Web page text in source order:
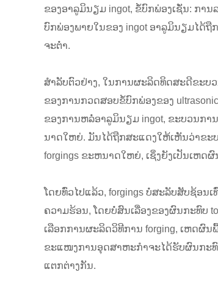
ຂອງອາລູມິນຽມ ingot, ຂໍ້ບົກພ່ອງເຊັ່ນ: ກາ
ບົກພ່ອງພາຍໃນຂອງ ingot ອາລູມິນຽມໄດ້ຖື
ຈະຕ່ໍາ.
ສໍາລັບຕົວຢ່າງ, ໃນການຜະລິດທິດສະດີຂະບ
ຂອງການກວດສອບຂໍ້ບົກພ່ອງຂອງ
ຂອງການຫລໍ່ອາລູມິນຽມ ingot, ຂະບວນກາ
ນາດໃຫຍ່. ມັນໄດ້ຖືກສະແດງໃຫ້ເຫັນວ່າຂະ
forgings ຂະຫນາດໃຫຍ່, ເຊິ່ງຍັງເປັນເຫດ
ໂດຍທົ່ວໄປແລ້ວ, forgings ບໍ່ສະລັບສັບຊ້ອ
ຄວາມຮ້ອນ, ໂດຍບໍ່ສົນເລື່ອງຂອງຜົນກະທົບ
ເລືອກການຜະລິດວິທີການ forging, ເຫດຜົ
ຂະແໜງການອຸດສາຫະກຳຈະໄດ້ຮັບຜົນກະທົ
ແຕກຕ່າງກັນ.